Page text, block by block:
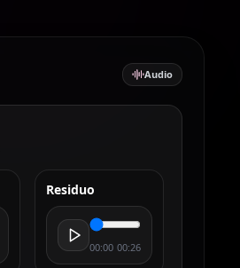
Audio
Residuo
00:00 00:26